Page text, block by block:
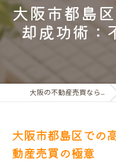
大阪市都島
却成功術：
大阪の不動産売買ならだんらん住宅株式会社
大阪市都島区での
動産売買の極意